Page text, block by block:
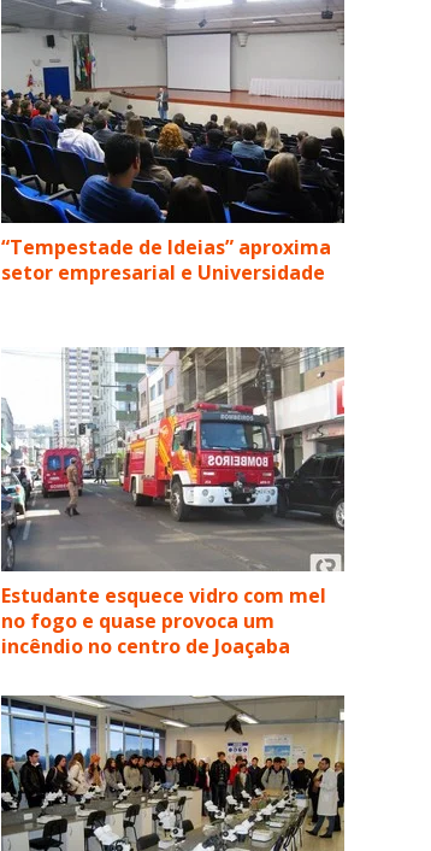
“Tempestade de Ideias” aproxima
setor empresarial e Universidade
Estudante esquece vidro com mel
no fogo e quase provoca um
incêndio no centro de Joaçaba